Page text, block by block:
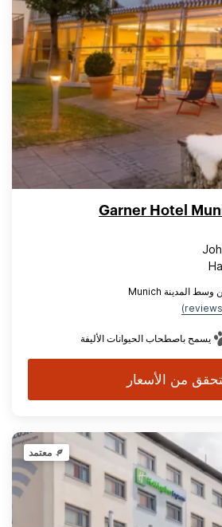
Garner Hotel
يسمح باصطحاب الحيوانات الأليفة
من الأسعار
معتمد